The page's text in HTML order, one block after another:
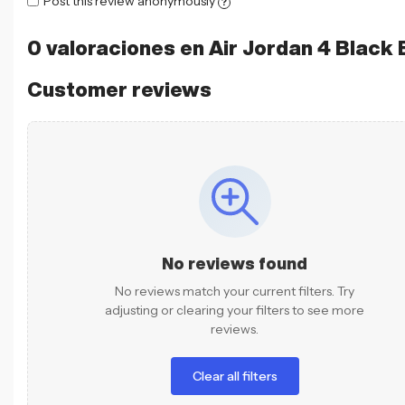
0 valoraciones en Air Jordan 4 Black
Customer reviews
No reviews found
No reviews match your current filters. Try
adjusting or clearing your filters to see more
reviews.
Clear all filters